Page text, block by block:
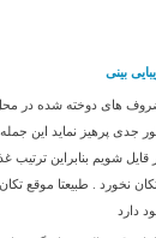
بینی
جدی پرهیز نماید این
قایل شویم بنابراین
نخورد . طبیعتا موقع